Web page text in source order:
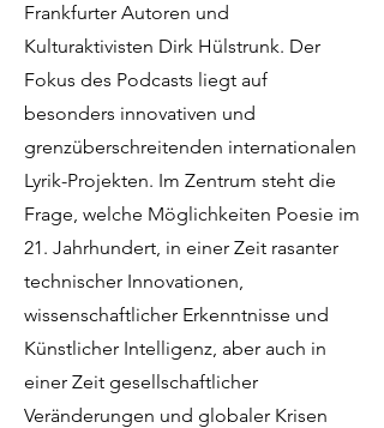
Frankfurter Autoren und
Kulturaktivisten Dirk Hülstrunk. Der
Fokus des Podcasts liegt auf
besonders innovativen und
grenzüberschreitenden internationalen
Lyrik-Projekten. Im Zentrum steht die
Frage, welche Möglichkeiten Poesie im
21. Jahrhundert, in einer Zeit rasanter
technischer Innovationen,
wissenschaftlicher Erkenntnisse und
Künstlicher Intelligenz, aber auch in
einer Zeit gesellschaftlicher
Veränderungen und globaler Krisen